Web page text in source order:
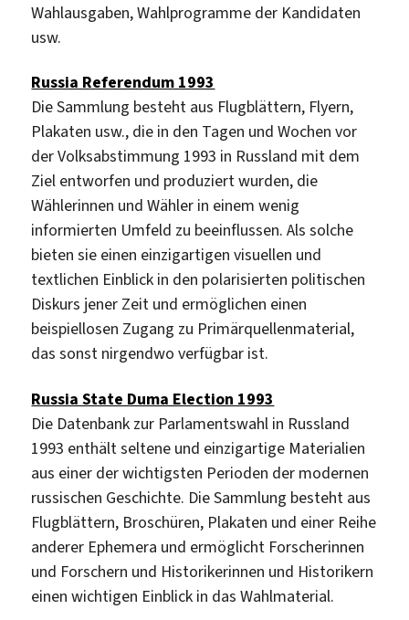
Wahlausgaben, Wahlprogramme der Kandidaten
usw.
Russia Referendum 1993
Die Sammlung besteht aus Flugblättern, Flyern,
Plakaten usw., die in den Tagen und Wochen vor
der Volksabstimmung 1993 in Russland mit dem
Ziel entworfen und produziert wurden, die
Wählerinnen und Wähler in einem wenig
informierten Umfeld zu beeinflussen. Als solche
bieten sie einen einzigartigen visuellen und
textlichen Einblick in den polarisierten politischen
Diskurs jener Zeit und ermöglichen einen
beispiellosen Zugang zu Primärquellenmaterial,
das sonst nirgendwo verfügbar ist.
Russia State Duma Election 1993
Die Datenbank zur Parlamentswahl in Russland
1993 enthält seltene und einzigartige Materialien
aus einer der wichtigsten Perioden der modernen
russischen Geschichte. Die Sammlung besteht aus
Flugblättern, Broschüren, Plakaten und einer Reihe
anderer Ephemera und ermöglicht Forscherinnen
und Forschern und Historikerinnen und Historikern
einen wichtigen Einblick in das Wahlmaterial.